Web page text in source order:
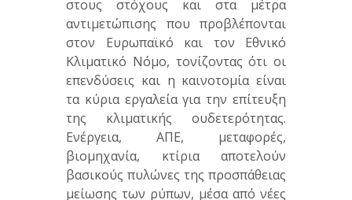
στους στόχους και στα μέτρα
αντιμετώπισης που προβλέπονται
στον Ευρωπαϊκό και τον Εθνικό
Κλιματικό Νόμο, τονίζοντας ότι οι
επενδύσεις και η καινοτομία είναι
τα κύρια εργαλεία για την επίτευξη
της κλιματικής ουδετερότητας.
Ενέργεια, ΑΠΕ, μεταφορές,
βιομηχανία, κτίρια αποτελούν
βασικούς πυλώνες της προσπάθειας
μείωσης των ρύπων, μέσα από νέες